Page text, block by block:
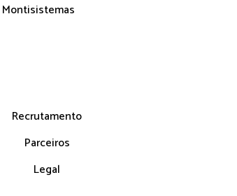
Montisistemas
Recrutamento
Parceiros
Legal